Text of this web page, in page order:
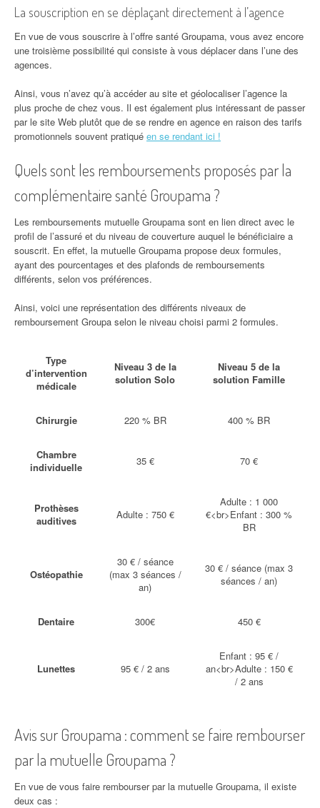
La souscription en se déplaçant directement à l’agence
En vue de vous souscrire à l’offre santé Groupama, vous avez encore
une troisième possibilité qui consiste à vous déplacer dans l’une des
agences.
Ainsi, vous n’avez qu’à accéder au site et géolocaliser l’agence la
plus proche de chez vous. Il est également plus intéressant de passer
par le site Web plutôt que de se rendre en agence en raison des tarifs
promotionnels souvent pratiqué en se rendant ici !
Quels sont les remboursements proposés par la
complémentaire santé Groupama ?
Les remboursements mutuelle Groupama sont en lien direct avec le
profil de l’assuré et du niveau de couverture auquel le bénéficiaire a
souscrit. En effet, la mutuelle Groupama propose deux formules,
ayant des pourcentages et des plafonds de remboursements
différents, selon vos préférences.
Ainsi, voici une représentation des différents niveaux de
remboursement Groupa selon le niveau choisi parmi 2 formules.
Type
d’intervention
médicale
Niveau 3 de la
solution Solo
Niveau 5 de la
solution Famille
Chirurgie 220 % BR 400 % BR
Chambre
individuelle
35 € 70 €
Prothèses
auditives
Adulte : 750 €
Adulte : 1 000
€<br>Enfant : 300 %
BR
Ostéopathie
30 € / séance
(max 3 séances /
an)
30 € / séance (max 3
séances / an)
Dentaire 300€ 450 €
Lunettes 95 € / 2 ans
Enfant : 95 € /
an<br>Adulte : 150 €
/ 2 ans
Avis sur Groupama : comment se faire rembourser
par la mutuelle Groupama ?
En vue de vous faire rembourser par la mutuelle Groupama, il existe
deux cas :